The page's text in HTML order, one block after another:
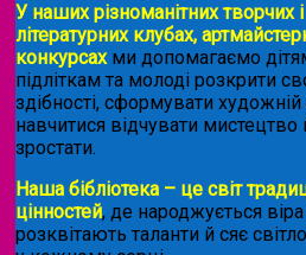
У наших різноманітних творчих і
літературних клубах,
конкурсахми допомагаємо
підліткам та молоді розкрити
здібності, сформувати
навчитися відчувати мистецтво
зростати.
Наша бібліотека – це світ
цінностей, де народжується
розквітають таланти й сяє